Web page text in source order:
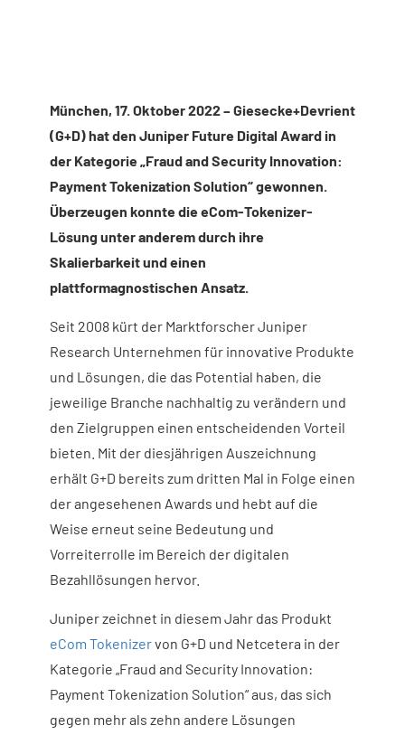
München, 17. Oktober 2022 – Giesecke+Devrient
(G+D) hat den Juniper Future Digital Award in
der Kategorie „Fraud and Security Innovation:
Payment Tokenization Solution“ gewonnen.
Überzeugen konnte die eCom-Tokenizer-
Lösung unter anderem durch ihre
Skalierbarkeit und einen
plattformagnostischen Ansatz.
Seit 2008 kürt der Marktforscher Juniper
Research Unternehmen für innovative Produkte
und Lösungen, die das Potential haben, die
jeweilige Branche nachhaltig zu verändern und
den Zielgruppen einen entscheidenden Vorteil
bieten. Mit der diesjährigen Auszeichnung
erhält G+D bereits zum dritten Mal in Folge einen
der angesehenen Awards und hebt auf die
Weise erneut seine Bedeutung und
Vorreiterrolle im Bereich der digitalen
Bezahllösungen hervor.
Juniper zeichnet in diesem Jahr das Produkt
eCom Tokenizervon G+D und Netcetera in der
Kategorie „Fraud and Security Innovation:
Payment Tokenization Solution“ aus, das sich
gegen mehr als zehn andere Lösungen